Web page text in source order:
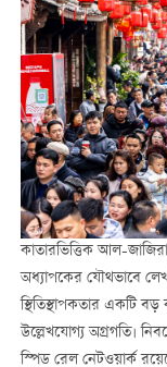
কাতারভিত্তিক আল-
অধ্যাপকের যৌথভাবে
স্থিতিস্থাপকতার একটি
উল্লেখযোগ্য অগ্রগতি।
স্পিড রেল নেটওয়ার্ক